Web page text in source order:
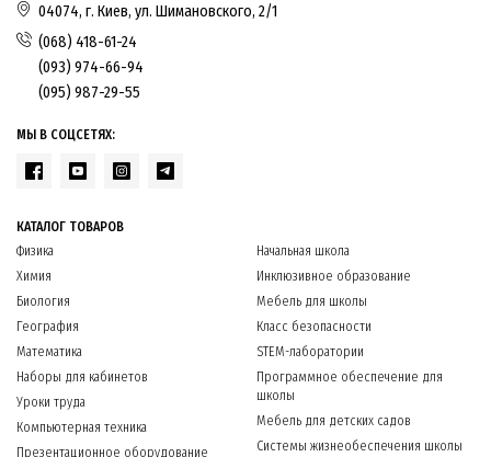
04074, г. Киев, ул. Шимановского, 2/1
(068) 418-61-24
(093) 974-66-94
(095) 987-29-55
МЫ В СОЦСЕТЯХ:
КАТАЛОГ ТОВАРОВ
Физика
Химия
Биология
География
Математика
Наборы для кабинетов
Уроки труда
Компьютерная техника
Презентационное оборудование
Начальная школа
Инклюзивное образование
Мебель для школы
Класс безопасности
STEM-лаборатории
Программное обеспечение для
школы
Мебель для детских садов
Системы жизнеобеспечения школы